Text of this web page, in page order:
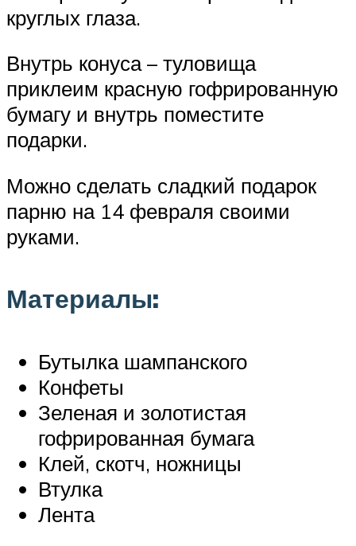
круглых глаза.
Внутрь конуса – туловища
приклеим красную гофрированную
бумагу и внутрь поместите
подарки.
Можно сделать сладкий подарок
парню на 14 февраля своими
руками.
Материалы:
Бутылка шампанского
Конфеты
Зеленая и золотистая
гофрированная бумага
Клей, скотч, ножницы
Втулка
Лента